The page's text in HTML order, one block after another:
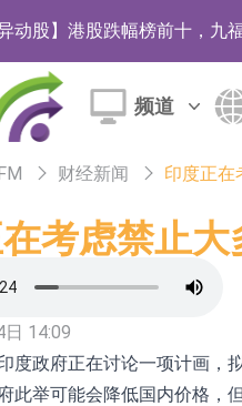
异动股】港股跌幅榜前十，九
异动股】港股涨幅榜前十，佳
克：公司为国内折叠屏核心
医药：公司已在中国获批上
所：7月份对11个实际控制
服务：成功中标哔哩哔哩上
股份：公司是零跑汽车和
雷科面向边缘AI场景推出"山
频道
财经新闻 印度正在
考虑禁止
14:09
度政府正在讨论一项计画，
此举可能会降低国内价格，